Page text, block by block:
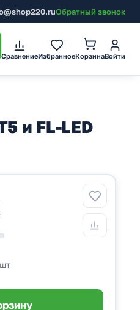
Обратный звонок
СравнениеИзбранноеКорзинаВойти
и FL-LED
шт